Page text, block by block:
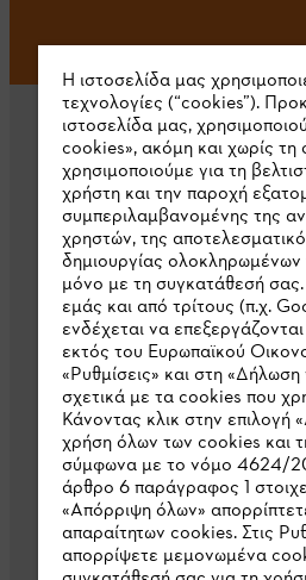
Σχετικά
Λήψη
Γραμμή
Η ιστοσελίδα μας
τεχνολογίες (“cookies”).
ιστοσελίδα μας,
cookies», ακόμη και χωρίς
χρησιμοποιούμε για τη
χρήστη και την παροχή
συμπεριλαμβανομένης της
χρηστών, της
δημιουργίας
μόνο με τη συγκατάθεσή
εμάς και από τρίτους (π.χ.
ενδέχεται να
εκτός του Ευρωπαϊκού
«Ρυθμίσεις» και στη
σχετικά με τα cookies που
Κάνοντας κλικ στην επιλογή
χρήση όλων των cookies και
σύμφωνα με το νόμο 4624/
άρθρο 6 παράγραφος 1
«Απόρριψη όλων»
απαραίτητων cookies. Στις
απορρίψετε μεμονωμένα